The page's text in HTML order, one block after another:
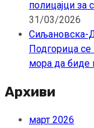
полицајци за
31/03/2026
Сиљановска-
Подгорица се
мора да биде
Архиви
март 2026